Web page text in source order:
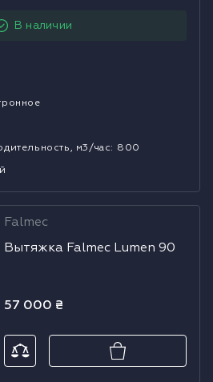
бытовой технике
вытяжкой
В наличии
м3/час: 800
Falmec
Вытяжка Falmec Lumen 90
57 000 ₴